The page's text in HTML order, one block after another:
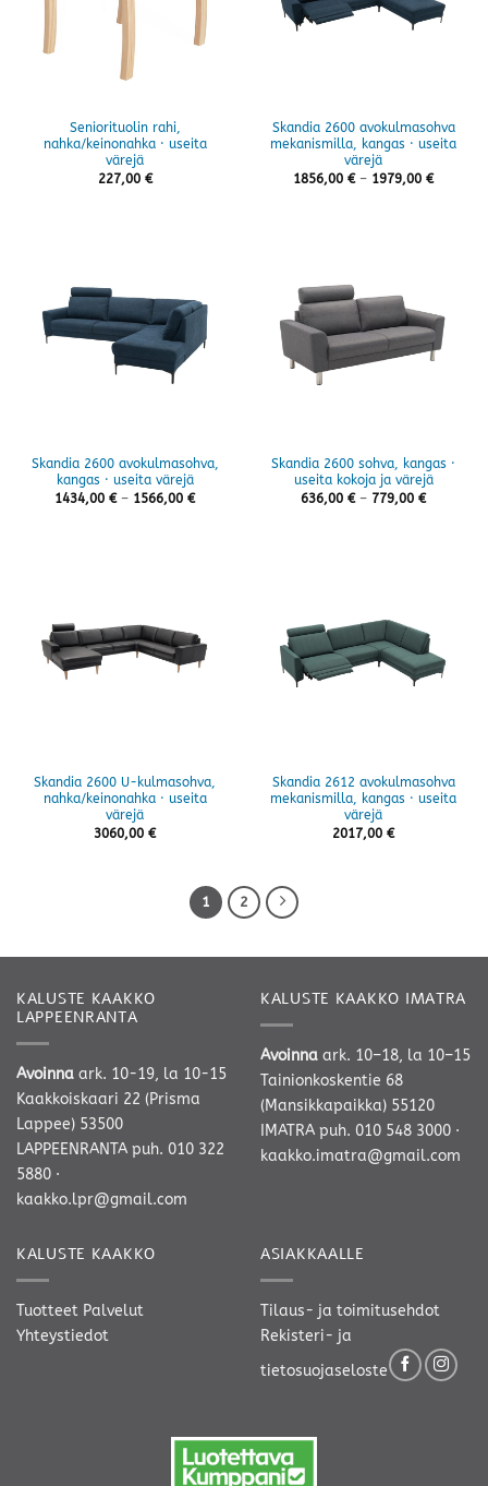
Seniorituolin rahi,
nahka/keinonahka · useita
värejä
227,00 €
Skandia 2600 avokulmasohva
mekanismilla, kangas · useita
värejä
1856,00 € – 1979,00 €
Skandia 2600 avokulmasohva,
kangas · useita värejä
1434,00 € – 1566,00 €Hintaluokka:
Skandia 2600 sohva, kangas ·
useita kokoja ja värejä
636,00 € – 779,00 €
Skandia 2600 U-kulmasohva,
nahka/keinonahka · useita
värejä
3060,00 €
Skandia 2612 avokulmasohva
mekanismilla, kangas · useita
värejä
2017,00 €
1 2
KALUSTE KAAKKO
LAPPEENRANTA
Avoinna ark. 10-19, la 10-15
Kaakkoiskaari 22 (Prisma
Lappee) 53500
LAPPEENRANTA puh. 010 322
5880 ·
kaakko.lpr@gmail.com
KALUSTE KAAKKO IMATRA
Avoinna ark. 10–18, la 10–15
Tainionkoskentie 68
(Mansikkapaikka) 55120
IMATRA puh. 010 548 3000 ·
kaakko.imatra@gmail.com
KALUSTE KAAKKO
Tuotteet Palvelut
Yhteystiedot
ASIAKKAALLE
Tilaus- ja toimitusehdot
Rekisteri- ja
tietosuojaseloste